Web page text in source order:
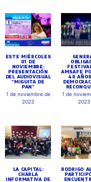
ESTE MIÉRCOLES
01 DE
NOVIEMBRE:
PRESENTACIÓN
DEL AUDIOVISUAL
"MIGUITA DE
PAN"
1 de noviembre de
2023
AMSAFE
40
1 de
2023
LA CAPITAL:
CHARLA
INFORMATIVA DE
RODRIGO